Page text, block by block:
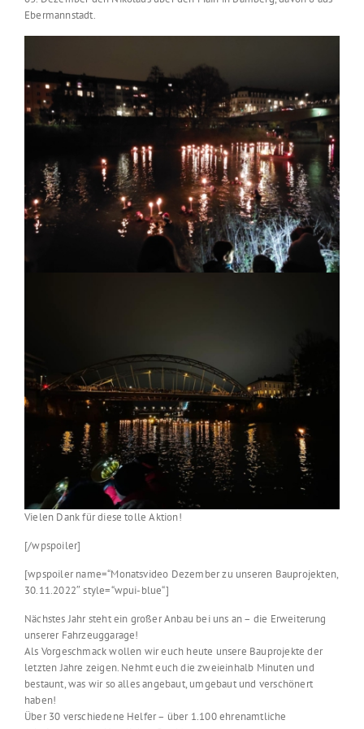
Ebermannstadt.
Vielen Dank für diese tolle Aktion!
[/wpspoiler]
[wpspoiler name=“Monatsvideo Dezember zu unseren Bauprojekten,
30.11.2022″ style=“wpui-blue“]
Nächstes Jahr steht ein großer Anbau bei uns an – die Erweiterung
unserer Fahrzeuggarage!
Als Vorgeschmack wollen wir euch heute unsere Bauprojekte der
letzten Jahre zeigen. Nehmt euch die zweieinhalb Minuten und
bestaunt, was wir so alles angebaut, umgebaut und verschönert
haben!
Über 30 verschiedene Helfer – über 1.100 ehrenamtliche